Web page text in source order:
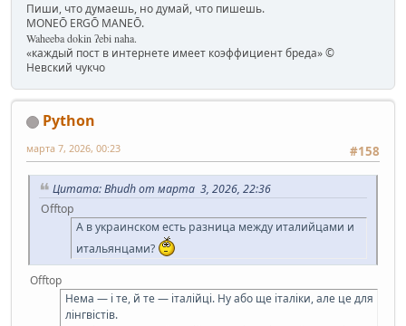
Пиши, что думаешь, но думай, что пишешь.
MONEŌ ERGŌ MANEŌ.
Waheeba dokin ʔebi naha.
«каждый пост в интернете имеет коэффициент бреда» ©
Невский чукчо
Python
#158
марта 7, 2026, 00:23
Цитата: Bhudh от марта 3, 2026, 22:36
Offtop
А в украинском есть разница между италийцами и
итальянцами?
Offtop
Нема — і те, й те — італійці. Ну або ще італіки, але це для
лінгвістів.